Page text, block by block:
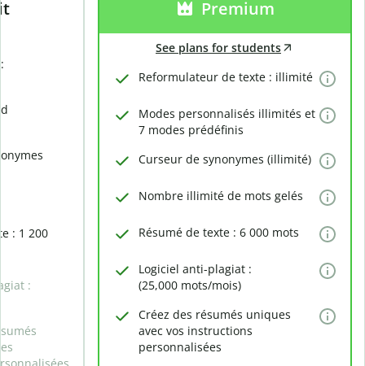
: 1 200
:
Premium
See plans for students
Reformulateur de texte : illimité
Modes personnalisés illimités et
7 modes prédéfinis
Curseur de synonymes (illimité)
Nombre illimité de mots gelés
Résumé de texte : 6 000 mots
Logiciel anti-plagiat :
(25,000 mots/mois)
Créez des résumés uniques
avec vos instructions
personnalisées